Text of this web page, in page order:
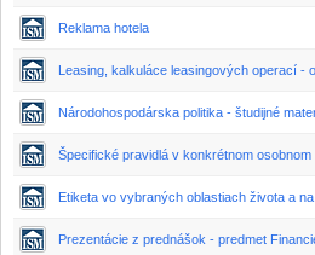
Reklama hotela
Leasing, kalkuláce leasingových operací -
Národohospodárska politika - študijné
Špecifické pravidlá v konkrétnom
Etiketa vo vybraných oblastiach života a
Prezentácie z prednášok - predmet